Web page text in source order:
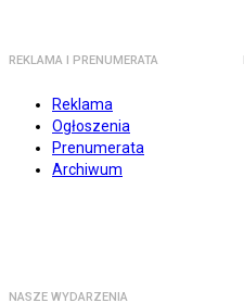
REKLAMA I PRENUMERATA
Reklama
Ogłoszenia
Prenumerata
Archiwum
NASZE WYDARZENIA